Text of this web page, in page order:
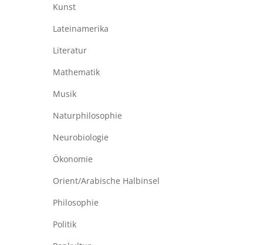
Kunst
Lateinamerika
Literatur
Mathematik
Musik
Naturphilosophie
Neurobiologie
Ökonomie
Orient/Arabische Halbinsel
Philosophie
Politik